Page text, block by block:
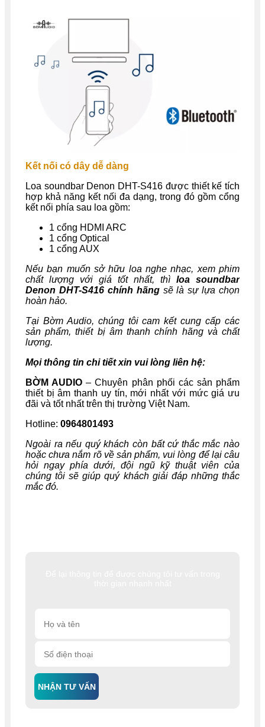
NHẬN TƯ VẤN
Kết nối có dây dễ dàng
Loa soundbar Denon DHT-S416 được thiết kế tích
hợp khả năng kết nối đa dạng, trong đó gồm cổng
kết nối phía sau loa gồm:
1 cổng HDMI ARC
1 cổng Optical
1 cổng AUX
Nếu bạn muốn sở hữu loa nghe nhạc, xem phim
chất lượng với giá tốt nhất, thì loa soundbar
Denon DHT-S416chính hãngsẽ là sự lựa chọn
hoàn hảo.
Tại Bờm Audio, chúng tôi cam kết cung cấp các
sản phẩm, thiết bị âm thanh chính hãng và chất
lượng.
Mọi thông tin chi tiết xin vui lòng liên hệ:
BỜM AUDIO – Chuyên phân phối các sản phẩm
thiết bị âm thanh uy tín, mới nhất với mức giá ưu
đãi và tốt nhất trên thị trường Việt Nam.
Hotline: 0964801493
Ngoài ra nếu quý khách còn bất cứ thắc mắc nào
hoặc chưa nắm rõ về sản phẩm, vui lòng để lại câu
hỏi ngay phía dưới, đội ngũ kỹ thuật viên của
chúng tôi sẽ giúp quý khách giải đáp những thắc
mắc đó.